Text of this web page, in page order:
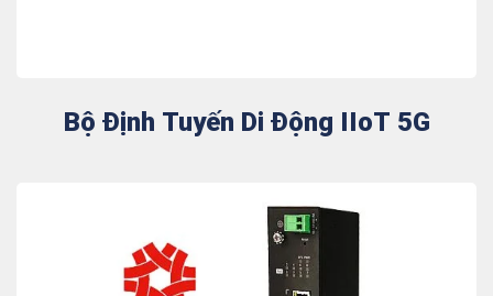
Bộ Định Tuyến Di Động IIoT 5G